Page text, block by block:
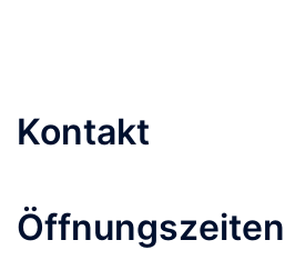
Kontakt
Öffnungszeiten